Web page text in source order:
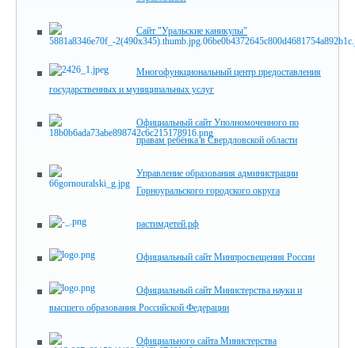
Сайт "Уральские каникулы"
Многофункциональный центр предоставления
государственных и муниципальных услуг
Официальный сайт Уполномоченного по
правам ребёнка в Свердловской области
Управление образования администрации
Горноуральского городского округа
растимдетей.рф
Официальный сайт Минпросвещения России
Официальный сайт Министерства науки и
высшего образования Российской Федерации
Официального сайта Министерства